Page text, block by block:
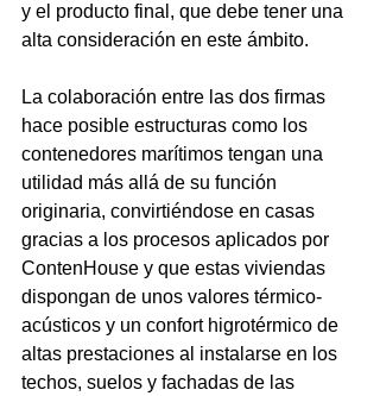
y el producto final, que debe tener una
alta consideración en este ámbito.
La colaboración entre las dos firmas
hace posible estructuras como los
contenedores marítimos tengan una
utilidad más allá de su función
originaria, convirtiéndose en casas
gracias a los procesos aplicados por
ContenHouse y que estas viviendas
dispongan de unos valores térmico-
acústicos y un confort higrotérmico de
altas prestaciones al instalarse en los
techos, suelos y fachadas de las